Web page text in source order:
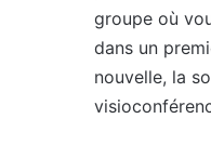
groupe où
dans un
nouvelle, la